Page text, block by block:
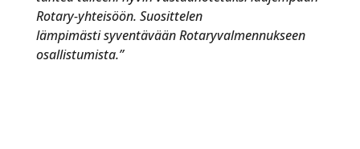
Rotary-yhteisöön. Suosittelen
lämpimästi syventävään Rotaryvalmennukseen
osallistumista.”